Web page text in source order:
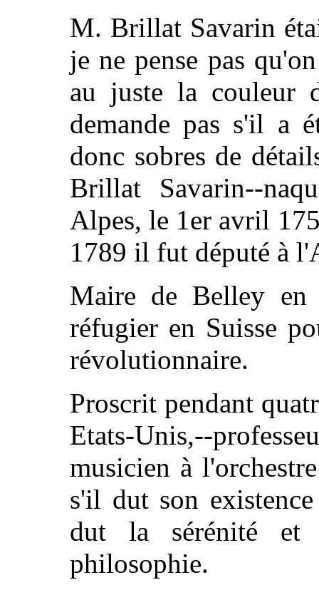
M. Brillat Savarin
je ne pense pas
au juste la couleur
demande pas s'il a
donc sobres de
Brillat Savarin--
Alpes, le 1er avril
1789 il fut député à
Maire de Belley
réfugier en Suisse
révolutionnaire.
Proscrit pendant
Etats-Unis,--
musicien à
s'il dut son
dut la sérénité et
philosophie.